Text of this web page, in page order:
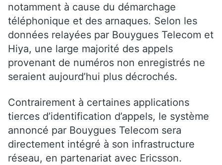
notamment à cause du démarchage
téléphonique et des arnaques. Selon les
données relayées par Bouygues Telecom et
Hiya, une large majorité des appels
provenant de numéros non enregistrés ne
seraient aujourd’hui plus décrochés.
Contrairement à certaines applications
tierces d’identification d’appels, le système
annoncé par Bouygues Telecom sera
directement intégré à son infrastructure
réseau, en partenariat avec Ericsson.